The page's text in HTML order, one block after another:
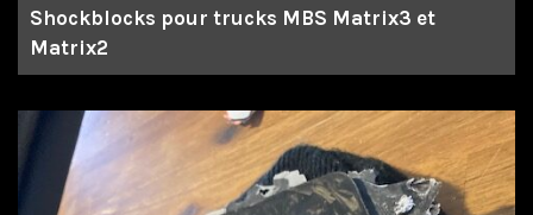
Shockblocks pour trucks MBS Matrix3 et
Matrix2